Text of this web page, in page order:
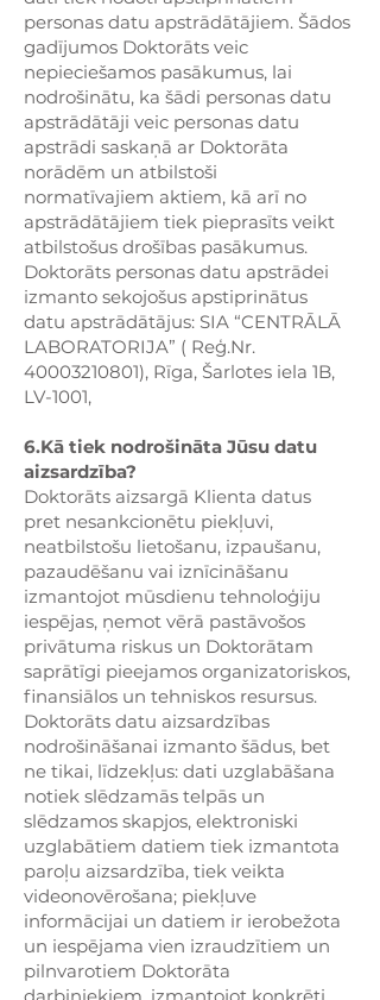
personas datu apstrādātājiem. Šādos
gadījumos Doktorāts veic
nepieciešamos pasākumus, lai
nodrošinātu, ka šādi personas datu
apstrādātāji veic personas datu
apstrādi saskaņā ar Doktorāta
norādēm un atbilstoši
normatīvajiem aktiem, kā arī no
apstrādātājiem tiek pieprasīts veikt
atbilstošus drošības pasākumus.
Doktorāts personas datu apstrādei
izmanto sekojošus apstiprinātus
datu apstrādātājus: SIA “CENTRĀLĀ
LABORATORIJA” ( Reģ.Nr.
40003210801), Rīga, Šarlotes iela 1B,
LV-1001,
6.Kā tiek nodrošināta Jūsu datu
aizsardzība?
Doktorāts aizsargā Klienta datus
pret nesankcionētu piekļuvi,
neatbilstošu lietošanu, izpaušanu,
pazaudēšanu vai iznīcināšanu
izmantojot mūsdienu tehnoloģiju
iespējas, ņemot vērā pastāvošos
privātuma riskus un Doktorātam
saprātīgi pieejamos organizatoriskos,
finansiālos un tehniskos resursus.
Doktorāts datu aizsardzības
nodrošināšanai izmanto šādus, bet
ne tikai, līdzekļus: dati uzglabāšana
notiek slēdzamās telpās un
slēdzamos skapjos, elektroniski
uzglabātiem datiem tiek izmantota
paroļu aizsardzība, tiek veikta
videonovērošana; piekļuve
informācijai un datiem ir ierobežota
un iespējama vien izraudzītiem un
pilnvarotiem Doktorāta